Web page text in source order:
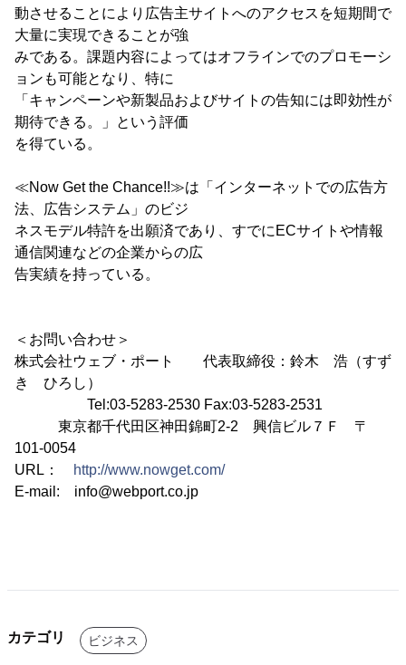
動させることにより広告主サイトへのアクセスを短期間で
大量に実現できることが強
みである。課題内容によってはオフラインでのプロモーシ
ョンも可能となり、特に
「キャンペーンや新製品およびサイトの告知には即効性が
期待できる。」という評価
を得ている。
≪Now Get the Chance!!≫は「インターネットでの広告方
法、広告システム」のビジ
ネスモデル特許を出願済であり、すでにECサイトや情報
通信関連などの企業からの広
告実績を持っている。
＜お問い合わせ＞
株式会社ウェブ・ポート 代表取締役：鈴木 浩（すず
き ひろし）
Tel:03-5283-2530 Fax:03-5283-2531
東京都千代田区神田錦町2-2 興信ビル７Ｆ 〒
101-0054
URL：
http://www.nowget.com/
E-mail: info@webport.co.jp
カテゴリ ビジネス